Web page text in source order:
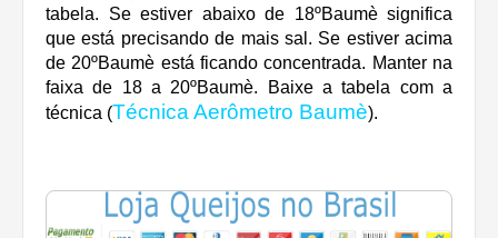
tabela. Se estiver abaixo de 18ºBaumè significa
que está precisando de mais sal. Se estiver acima
de 20ºBaumè está ficando concentrada. Manter na
faixa de 18 a 20ºBaumè. Baixe a tabela com a
técnica (Técnica Aerômetro Baumè).